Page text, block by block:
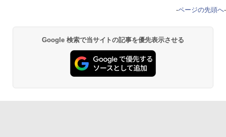
-ページの先頭へ-
Google 検索で当サイトの記事を優先表示させる